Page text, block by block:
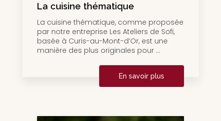
La cuisine thématique
La cuisine thématique, comme proposée
par notre entreprise Les Ateliers de Sofi,
basée à Curis-au-Mont-d’Or, est une
manière des plus originales pour ...
En savoir plus